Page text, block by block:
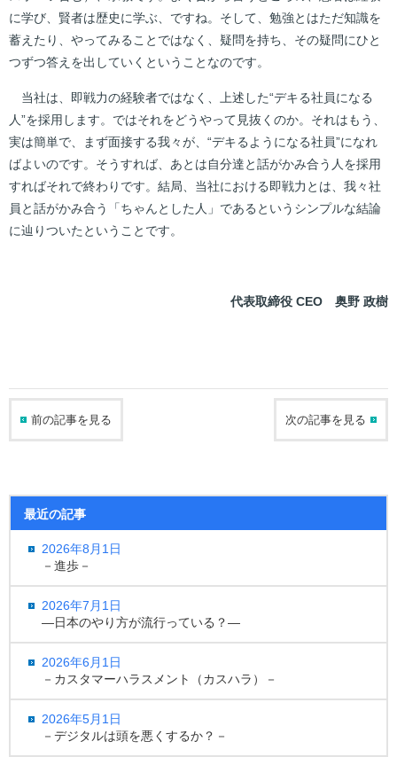
に学び、賢者は歴史に学ぶ、ですね。そして、勉強とはただ知識を
蓄えたり、やってみることではなく、疑問を持ち、その疑問にひと
つずつ答えを出していくということなのです。
当社は、即戦力の経験者ではなく、上述した“デキる社員になる
人”を採用します。ではそれをどうやって見抜くのか。それはもう、
実は簡単で、まず面接する我々が、“デキるようになる社員”になれ
ばよいのです。そうすれば、あとは自分達と話がかみ合う人を採用
すればそれで終わりです。結局、当社における即戦力とは、我々社
員と話がかみ合う「ちゃんとした人」であるというシンプルな結論
に辿りついたということです。
代表取締役 CEO 奥野 政樹
前の記事を見る 次の記事を見る
最近の記事
2026年8月1日
－進歩－
2026年7月1日
―日本のやり方が流行っている？―
2026年6月1日
－カスタマーハラスメント（カスハラ）－
2026年5月1日
－デジタルは頭を悪くするか？－